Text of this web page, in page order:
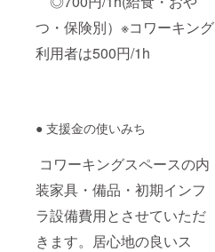
つ・保険別）※コワーキング
利用者は500円/1h
● 支援金の使いみち
コワーキングスペースの内
装家具・備品・初期インフ
ラ設備費用とさせていただ
きます。居心地の良いス